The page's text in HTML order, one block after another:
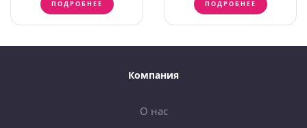
ПОДРОБНЕЕ ПОДРОБНЕЕ
Компания
О нас